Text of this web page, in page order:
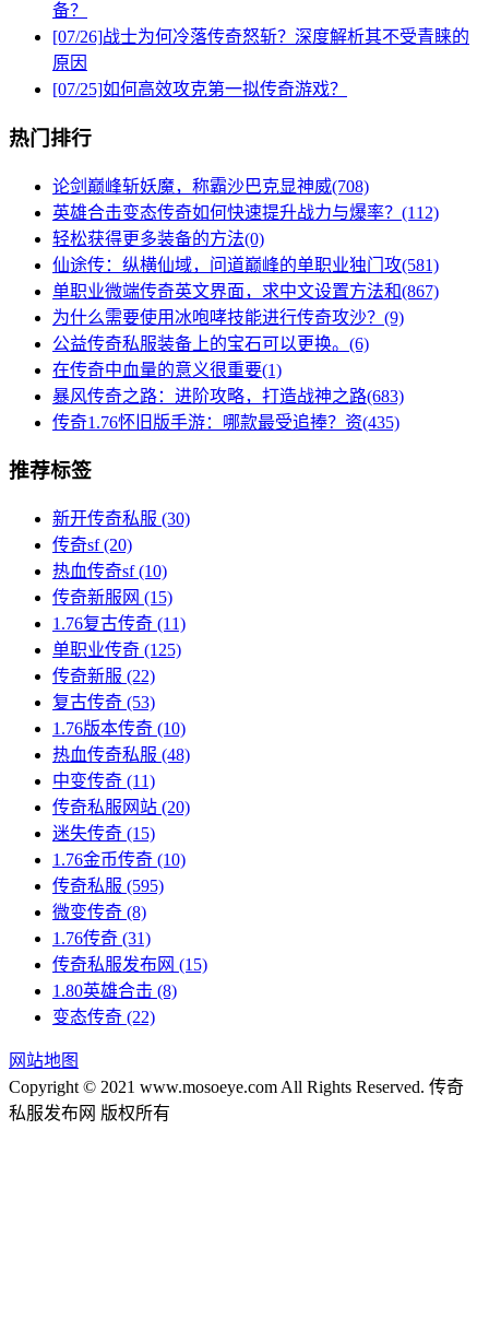
备？
[07/26]战士为何冷落传奇怒斩？深度解析其不受青睐的
原因
[07/25]如何高效攻克第一拟传奇游戏？
热门排行
论剑巅峰斩妖魔，称霸沙巴克显神威(708)
英雄合击变态传奇如何快速提升战力与爆率？(112)
轻松获得更多装备的方法(0)
仙途传：纵横仙域，问道巅峰的单职业独门攻(581)
单职业微端传奇英文界面，求中文设置方法和(867)
为什么需要使用冰咆哮技能进行传奇攻沙？(9)
公益传奇私服装备上的宝石可以更换。(6)
在传奇中血量的意义很重要(1)
暴风传奇之路：进阶攻略，打造战神之路(683)
传奇1.76怀旧版手游：哪款最受追捧？资(435)
推荐标签
新开传奇私服 (30)
传奇sf(20)
热血传奇sf(10)
传奇新服网 (15)
1.76复古传奇 (11)
单职业传奇 (125)
传奇新服 (22)
复古传奇 (53)
1.76版本传奇 (10)
热血传奇私服 (48)
中变传奇 (11)
传奇私服网站 (20)
迷失传奇 (15)
1.76金币传奇 (10)
传奇私服 (595)
微变传奇 (8)
1.76传奇 (31)
传奇私服发布网 (15)
1.80英雄合击 (8)
变态传奇 (22)
网站地图
Copyright © 2021 www.mosoeye.com All Rights Reserved. 传奇
私服发布网 版权所有